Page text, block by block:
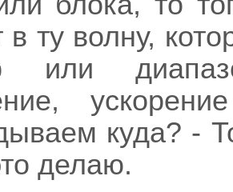
в ту волну,
или
куда? -
делаю.